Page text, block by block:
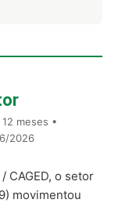
meses •
2026
CAGED, o setor
movimentou